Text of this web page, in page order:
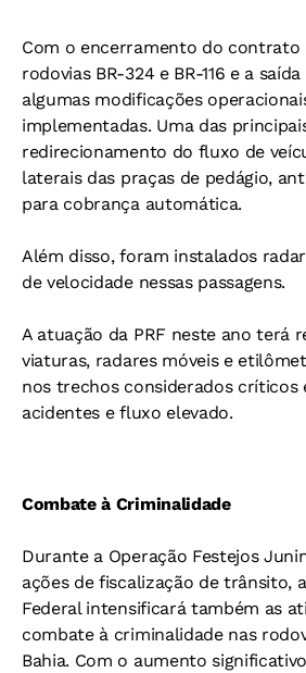
Com o encerramento do contrato
rodovias BR-324 e BR-116 e a saída
algumas modificações
implementadas. Uma das
redirecionamento do fluxo de
laterais das praças de pedágio,
para cobrança automática.
Além disso, foram instalados
de velocidade nessas passagens.
A atuação da PRF neste ano terá
viaturas, radares móveis e
nos trechos considerados críticos
acidentes e fluxo elevado.
Combate à Criminalidade
Durante a Operação Festejos
ações de fiscalização de trânsito,
Federal intensificará também as
combate à criminalidade nas
Bahia. Com o aumento